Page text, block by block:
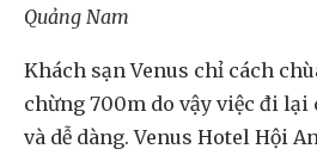
Quảng Nam
Khách sạn Venus chỉ cách
chừng 700m do vậy việc đi
và dễ dàng. Venus Hotel Hội